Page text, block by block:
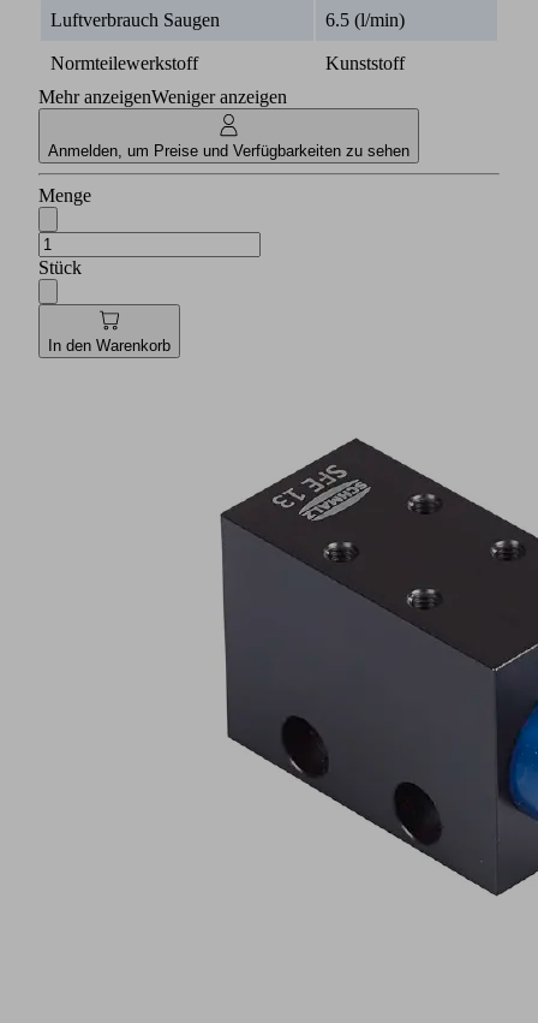
Luftverbrauch Saugen 6.5 (l/min)
Normteilewerkstoff
Kunststoff
Mehr anzeigenWeniger anzeigen
Anmelden, um Preise und Verfügbarkeiten zu sehen
Menge
Stück
In den Warenkorb